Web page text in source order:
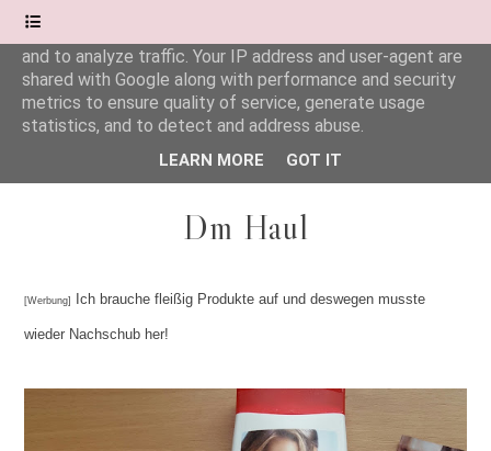
Wonderful.Moments
Dm Haul
[Werbung] Ich brauche fleißig Produkte auf und deswegen musste
wieder Nachschub her!
This site uses cookies from Google to deliver its services
and to analyze traffic. Your IP address and user-agent are
shared with Google along with performance and security
metrics to ensure quality of service, generate usage
statistics, and to detect and address abuse.
LEARN MORE GOT IT